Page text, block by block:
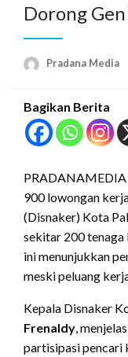
Dorong
Pradana Media
Bagikan Berita
900 lowongan
(Disnaker) Kota
sekitar 200 tenaga
ini menunjukkan
meski peluang
Kepala Disnaker
Frenaldy,
partisipasi pencari